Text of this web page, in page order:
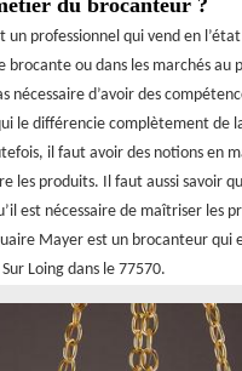
du brocanteur ?
un professionnel qui vend en
brocante ou dans les marchés au
nécessaire d’avoir des
le différencie complètement de
il faut avoir des notions en
les produits. Il faut aussi savoir
est nécessaire de maîtriser les
Mayer est un brocanteur qui
Loing dans le 77570.